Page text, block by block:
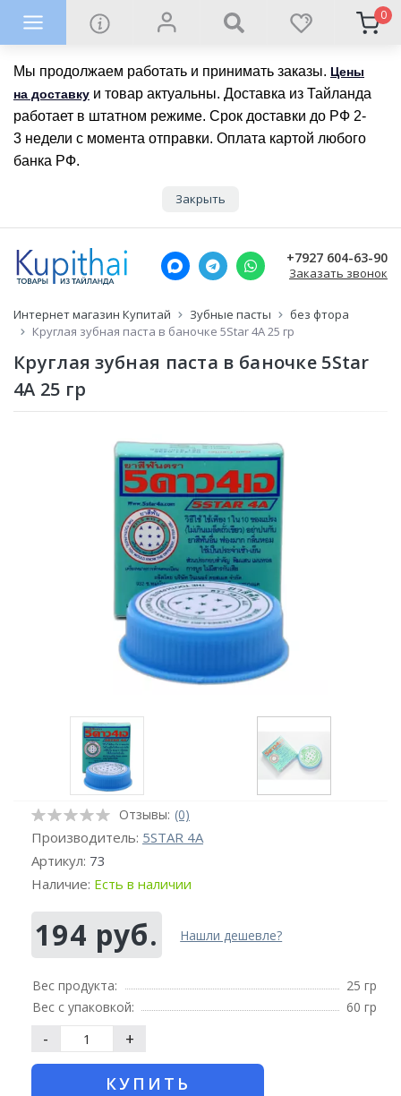
Мы продолжаем работать и принимать заказы. Цены
на доставку и товар актуальны. Доставка из Тайланда
работает в штатном режиме. Срок доставки до РФ 2-
3 недели с момента отправки. Оплата картой любого
банка РФ.
Закрыть
0
+7927 604-63-90
Заказать звонок
Интернет магазин Купитай Зубные пасты
без фтора
Круглая зубная паста в баночке 5Star 4A 25 гр
Круглая зубная паста в баночке 5Star
4A 25 гр
Отзывы: (0)
Производитель: 5STAR 4A
Артикул: 73
Наличие: Есть в наличии
194 руб. Нашли дешевле?
Вес продукта:
25 гр
Вес с упаковкой:
60 гр
- +
КУПИТЬ